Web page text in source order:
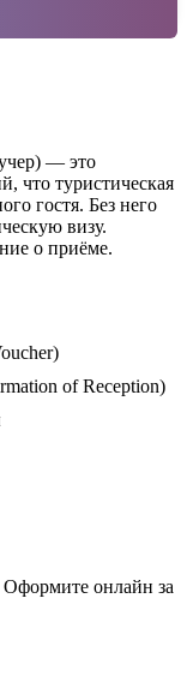
— это
что туристическая
гостя. Без него
визу.
о приёме.
of Reception)
онлайн за